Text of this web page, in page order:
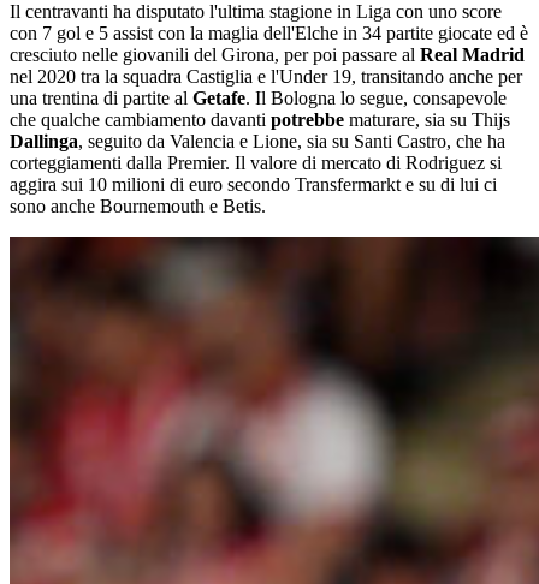
Il centravanti ha disputato l'ultima stagione in Liga con uno score
con 7 gol e 5 assist con la maglia dell'Elche in 34 partite giocate ed è
cresciuto nelle giovanili del Girona, per poi passare al Real Madrid
nel 2020 tra la squadra Castiglia e l'Under 19, transitando anche per
una trentina di partite al Getafe. Il Bologna lo segue, consapevole
che qualche cambiamento davanti potrebbe maturare, sia su Thijs
Dallinga, seguito da Valencia e Lione, sia su Santi Castro, che ha
corteggiamenti dalla Premier. Il valore di mercato di Rodriguez si
aggira sui 10 milioni di euro secondo Transfermarkt e su di lui ci
sono anche Bournemouth e Betis.